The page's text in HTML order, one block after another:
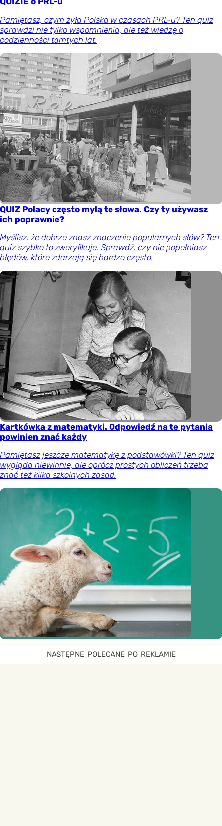
Pamiętasz, czym żyła Polska w czasach PRL-u? Ten quiz
sprawdzi nie tylko wspomnienia, ale też wiedzę o
codzienności tamtych lat.
QUIZ Polacy często mylą te słowa. Czy ty używasz
ich poprawnie?
Myślisz, że dobrze znasz znaczenie popularnych słów? Ten
quiz szybko to zweryfikuje. Sprawdź, czy nie popełniasz
błędów, które zdarzają się bardzo często.
Kartkówka z matematyki. Odpowiedź na te pytania
powinien znać każdy
Pamiętasz jeszcze matematykę z podstawówki? Ten quiz
wygląda niewinnie, ale oprócz prostych obliczeń trzeba
znać też kilka szkolnych zasad.